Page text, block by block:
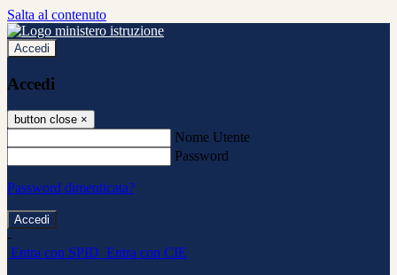
Salta al contenuto
Accedi
Accedi
button close ×
Nome Utente
Password
Password dimenticata?
-
Entra con SPID Entra con CIE